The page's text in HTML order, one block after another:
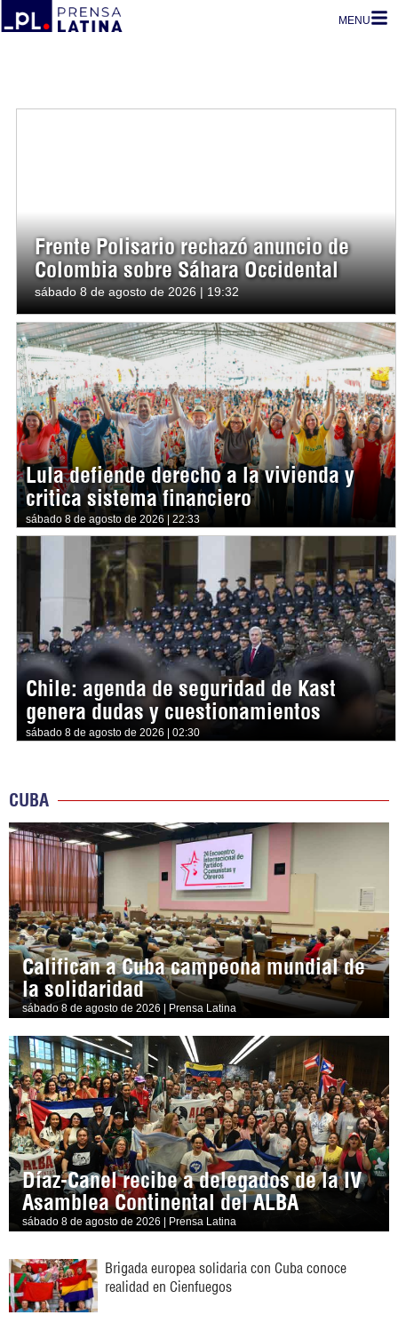
MENU
Frente Polisario rechazó anuncio de
Colombia sobre Sáhara Occidental
sábado 8 de agosto de 2026 | 19:32
Lula defiende derecho a la vivienda y
critica sistema financiero
sábado 8 de agosto de 2026 | 22:33
Chile: agenda de seguridad de Kast
genera dudas y cuestionamientos
sábado 8 de agosto de 2026 | 02:30
CUBA
Califican a Cuba campeona mundial de
la solidaridad
sábado 8 de agosto de 2026 | Prensa Latina
Díaz-Canel recibe a delegados de la IV
Asamblea Continental del ALBA
sábado 8 de agosto de 2026 | Prensa Latina
Brigada europea solidaria con Cuba conoce
realidad en Cienfuegos